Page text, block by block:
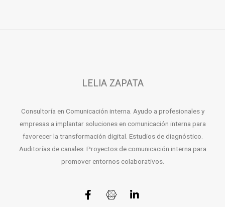
LELIA ZAPATA
Consultoría en Comunicación interna. Ayudo a profesionales y
empresas a implantar soluciones en comunicación interna para
favorecer la transformación digital. Estudios de diagnóstico.
Auditorías de canales. Proyectos de comunicación interna para
promover entornos colaborativos.